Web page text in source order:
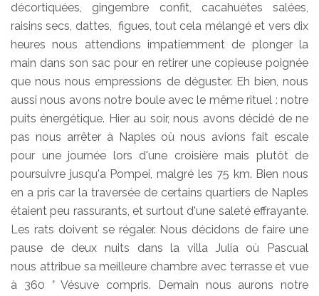
décortiquées, gingembre confit, cacahuètes salées,
raisins secs, dattes, figues, tout cela mélangé et vers dix
heures nous attendions impatiemment de plonger la
main dans son sac pour en retirer une copieuse poignée
que nous nous empressions de déguster. Eh bien, nous
aussi nous avons notre boule avec le même rituel : notre
puits énergétique. Hier au soir, nous avons décidé de ne
pas nous arrêter à Naples où nous avions fait escale
pour une journée lors d'une croisière mais plutôt de
poursuivre jusqu'a Pompei, malgré les 75 km. Bien nous
en a pris car la traversée de certains quartiers de Naples
étaient peu rassurants, et surtout d'une saleté effrayante.
Les rats doivent se régaler. Nous décidons de faire une
pause de deux nuits dans la villa Julia où Pascual
nous attribue sa meilleure chambre avec terrasse et vue
à 360 ° Vésuve compris. Demain nous aurons notre